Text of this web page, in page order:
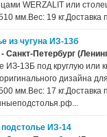
WERZALIT или
мм.Вес: 19 кг.Доставка
из чугуна ИЗ-13б
Санкт-Петербург
ИЗ-13Б под круглую или
оригинального дизайна
мм.Вес: 17
подстолье ИЗ-14